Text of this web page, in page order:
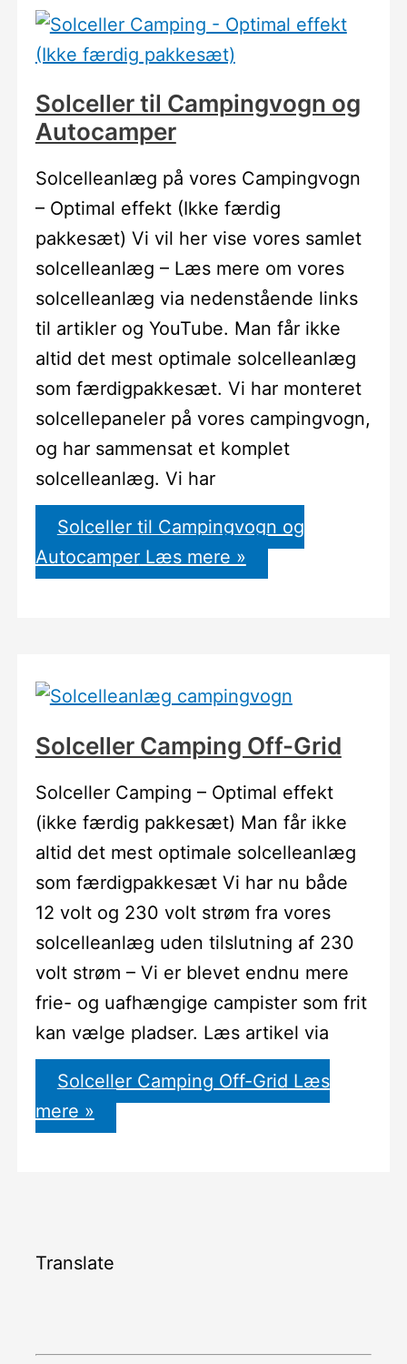
Solceller til Campingvogn og
Autocamper
Solcelleanlæg på vores Campingvogn
– Optimal effekt (Ikke færdig
pakkesæt) Vi vil her vise vores samlet
solcelleanlæg – Læs mere om vores
solcelleanlæg via nedenstående links
til artikler og YouTube. Man får ikke
altid det mest optimale solcelleanlæg
som færdigpakkesæt. Vi har monteret
solcellepaneler på vores campingvogn,
og har sammensat et komplet
solcelleanlæg. Vi har
Solceller til Campingvogn og
AutocamperLæs mere »
Solceller Camping Off-Grid
Solceller Camping – Optimal effekt
(ikke færdig pakkesæt) Man får ikke
altid det mest optimale solcelleanlæg
som færdigpakkesæt Vi har nu både
12 volt og 230 volt strøm fra vores
solcelleanlæg uden tilslutning af 230
volt strøm – Vi er blevet endnu mere
frie- og uafhængige campister som frit
kan vælge pladser. Læs artikel via
Solceller Camping Off-Grid Læs
mere »
Translate